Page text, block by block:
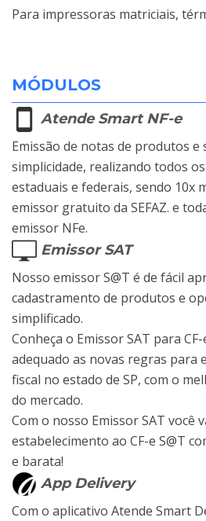
Para impressoras matriciais,
MÓDULOS
Atende Smart NF-e
Emissão de notas de produtos e
simplicidade, realizando todos
estaduais e federais, sendo 10x
emissor gratuito da SEFAZ. e
emissor NFe.
Emissor SAT
Nosso emissor S@T é de fácil
cadastramento de produtos e
simplificado.
Conheça o Emissor SAT para
adequado as novas regras para
fiscal no estado de SP, com o
do mercado.
Com o nosso Emissor SAT você
estabelecimento ao CF-e S@T
e barata!
App Delivery
Com o aplicativo Atende Smart